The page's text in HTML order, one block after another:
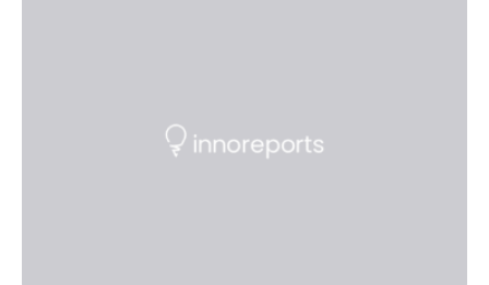
Foundation, des BIAL Award in Biomedicine ist in